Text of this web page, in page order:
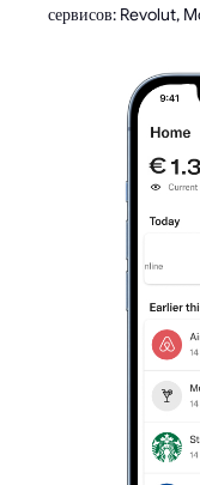
сервисов: Revolut,